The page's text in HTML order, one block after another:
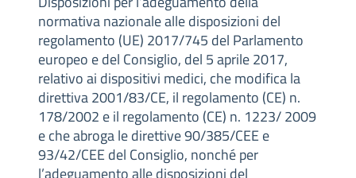
normativa nazionale alle disposizioni del
regolamento (UE) 2017/745 del Parlamento
europeo e del Consiglio, del 5 aprile 2017,
relativo ai dispositivi medici, che modifica la
direttiva 2001/83/CE, il regolamento (CE) n.
178/2002 e il regolamento (CE) n. 1223/ 2009
e che abroga le direttive 90/385/CEE e
93/42/CEE del Consiglio, nonché per
l’adeguamento alle disposizioni del